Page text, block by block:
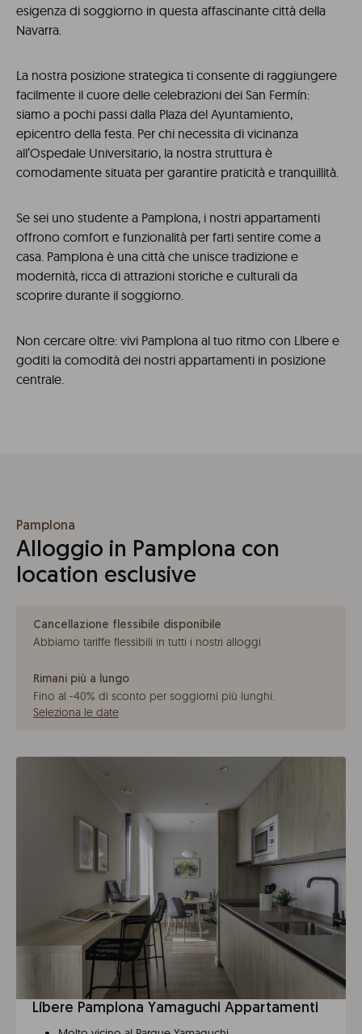
esigenza di soggiorno in questa affascinante città della
Navarra.
La nostra posizione strategica ti consente di raggiungere
facilmente il cuore delle celebrazioni dei San Fermín:
siamo a pochi passi dalla Plaza del Ayuntamiento,
epicentro della festa. Per chi necessita di vicinanza
all’Ospedale Universitario, la nostra struttura è
comodamente situata per garantire praticità e tranquillità.
Se sei uno studente a Pamplona, i nostri appartamenti
offrono comfort e funzionalità per farti sentire come a
casa. Pamplona è una città che unisce tradizione e
modernità, ricca di attrazioni storiche e culturali da
scoprire durante il soggiorno.
Non cercare oltre: vivi Pamplona al tuo ritmo con Líbere e
goditi la comodità dei nostri appartamenti in posizione
centrale.
Pamplona
Alloggio in Pamplona con
location esclusive
Cancellazione flessibile disponibile
Abbiamo tariffe flessibili in tutti i nostri alloggi
Rimani più a lungo
Fino al -40% di sconto per soggiorni più lunghi.
Seleziona le date
Líbere Pamplona Yamaguchi Appartamenti